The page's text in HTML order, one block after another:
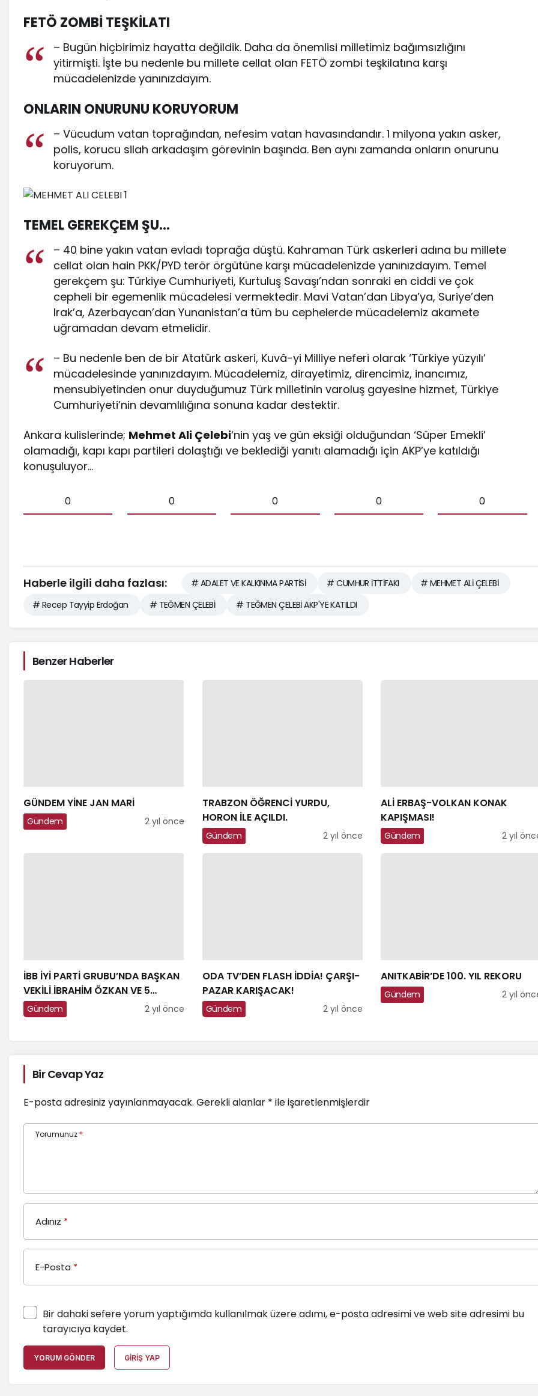
FETÖ ZOMBİ TEŞKİLATI
– Bugün hiçbirimiz hayatta değildik. Daha da önemlisi milletimiz bağımsızlığını
yitirmişti. İşte bu nedenle bu millete cellat olan FETÖ zombi teşkilatına karşı
mücadelenizde yanınızdayım.
ONLARIN ONURUNU KORUYORUM
– Vücudum vatan toprağından, nefesim vatan havasındandır. 1 milyona yakın asker,
polis, korucu silah arkadaşım görevinin başında. Ben aynı zamanda onların onurunu
koruyorum.
TEMEL GEREKÇEM ŞU…
– 40 bine yakın vatan evladı toprağa düştü. Kahraman Türk askerleri adına bu millete
cellat olan hain PKK/PYD terör örgütüne karşı mücadelenizde yanınızdayım. Temel
gerekçem şu: Türkiye Cumhuriyeti, Kurtuluş Savaşı’ndan sonraki en ciddi ve çok
cepheli bir egemenlik mücadelesi vermektedir. Mavi Vatan’dan Libya’ya, Suriye’den
Irak’a, Azerbaycan’dan Yunanistan’a tüm bu cephelerde mücadelemiz akamete
uğramadan devam etmelidir.
– Bu nedenle ben de bir Atatürk askeri, Kuvâ-yi Milliye neferi olarak ‘Türkiye yüzyılı’
mücadelesinde yanınızdayım. Mücadelemiz, dirayetimiz, direncimiz, inancımız,
mensubiyetinden onur duyduğumuz Türk milletinin varoluş gayesine hizmet, Türkiye
Cumhuriyeti’nin devamlılığına sonuna kadar destektir.
Ankara kulislerinde; Mehmet Ali Çelebi‘nin yaş ve gün eksiği olduğundan ‘Süper Emekli’
olamadığı, kapı kapı partileri dolaştığı ve beklediği yanıtı alamadığı için AKP’ye katıldığı
konuşuluyor…
0 0 0 0 0
Haberle ilgili daha fazlası: # ADALET VE KALKINMA PARTİSİ # CUMHUR İTTİFAKI
# MEHMET ALİ ÇELEBİ
# Recep Tayyip Erdoğan
# TEĞMEN ÇELEBİ # TEĞMEN ÇELEBİ AKP'YE KATILDI
Benzer Haberler
GÜNDEM YİNE JAN MARİ
Gündem 2 yıl önce
TRABZON ÖĞRENCİ YURDU,
HORON İLE AÇILDI.
Gündem 2 yıl önce
ALİ ERBAŞ-VOLKAN KONAK
KAPIŞMASI!
Gündem 2 yıl
İBB İYİ PARTİ GRUBU’NDA BAŞKAN
VEKİLİ İBRAHİM ÖZKAN VE 5
BELEDİYE MECLİS ÜYESİ, İSTİFA
ETTİ…
Gündem 2 yıl önce
ODA TV’DEN FLASH İDDİA! ÇARŞI-
PAZAR KARIŞACAK!
Gündem 2 yıl önce
ANITKABİR’DE 100. YIL REKORU
Gündem 2 yıl
Bir Cevap Yaz
E-posta adresiniz yayınlanmayacak. Gerekli alanlar * ile işaretlenmişlerdir
Yorumunuz *
Adınız *
E-Posta *
Bir dahaki sefere yorum yaptığımda kullanılmak üzere adımı, e-posta adresimi ve web site adresimi bu
tarayıcıya kaydet.
YORUM GÖNDER GIRIŞ YAP